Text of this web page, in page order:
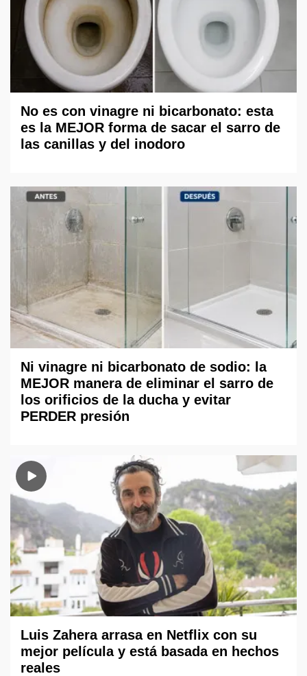
No es con vinagre ni bicarbonato: esta
es la MEJOR forma de sacar el sarro de
las canillas y del inodoro
Ni vinagre ni bicarbonato de sodio: la
MEJOR manera de eliminar el sarro de
los orificios de la ducha y evitar
PERDER presión
Luis Zahera arrasa en Netflix con su
mejor película y está basada en hechos
reales